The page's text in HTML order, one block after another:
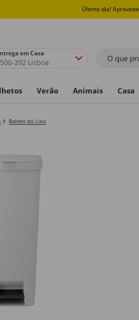
Último dia! Aproveite
em Casa
392 Lisboa O que
Verão Animais Casa
Baldes do Lixo